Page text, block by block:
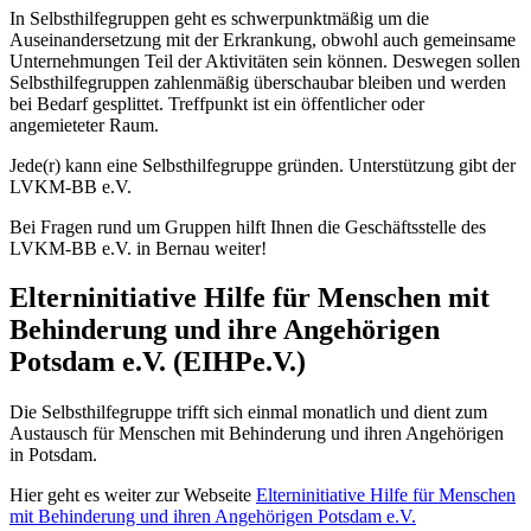
In Selbsthilfegruppen geht es schwerpunktmäßig um die
Auseinandersetzung mit der Erkrankung, obwohl auch gemeinsame
Unternehmungen Teil der Aktivitäten sein können. Deswegen sollen
Selbsthilfegruppen zahlenmäßig überschaubar bleiben und werden
bei Bedarf gesplittet. Treffpunkt ist ein öffentlicher oder
angemieteter Raum.
Jede(r) kann eine Selbsthilfegruppe gründen. Unterstützung gibt der
LVKM-BB e.V.
Bei Fragen rund um Gruppen hilft Ihnen die Geschäftsstelle des
LVKM-BB e.V. in Bernau weiter!
Elterninitiative Hilfe für Menschen mit
Behinderung und ihre Angehörigen
Potsdam e.V. (EIHPe.V.)
Die Selbsthilfegruppe trifft sich einmal monatlich und dient zum
Austausch für Menschen mit Behinderung und ihren Angehörigen
in Potsdam.
Hier geht es weiter zur Webseite Elterninitiative Hilfe für Menschen
mit Behinderung und ihren Angehörigen Potsdam e.V.